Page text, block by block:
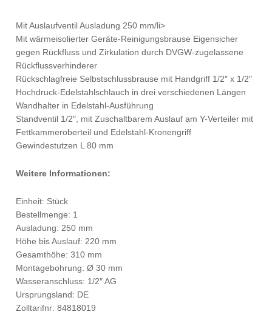
Mit Auslaufventil Ausladung 250 mm/li>
Mit wärmeisolierter Geräte-Reinigungsbrause Eigensicher
gegen Rückfluss und Zirkulation durch DVGW-zugelassene
Rückflussverhinderer
Rückschlagfreie Selbstschlussbrause mit Handgriff 1/2″ x 1/2″
Hochdruck-Edelstahlschlauch in drei verschiedenen Längen
Wandhalter in Edelstahl-Ausführung
Standventil 1/2″, mit Zuschaltbarem Auslauf am Y-Verteiler mit
Fettkammeroberteil und Edelstahl-Kronengriff
Gewindestutzen L 80 mm
Weitere Informationen:
Einheit: Stück
Bestellmenge: 1
Ausladung: 250 mm
Höhe bis Auslauf: 220 mm
Gesamthöhe: 310 mm
Montagebohrung: Ø 30 mm
Wasseranschluss: 1/2″ AG
Ursprungsland: DE
Zolltarifnr: 84818019